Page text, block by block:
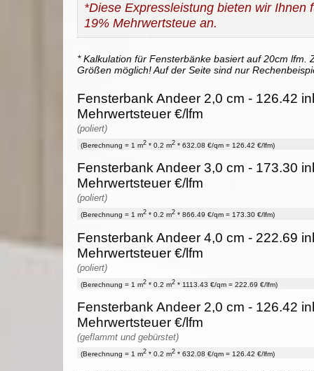
*Diese Expressleistung bieten wir Ihnen
19% Mehrwertsteue an.
* Kalkulation für Fensterbänke basiert auf 20cm lfm.
Größen möglich! Auf der Seite sind nur
Fensterbank Andeer 2,0 cm - 126.42
Mehrwertsteuer €/lfm
(poliert)
(Berechnung = 1 m2 * 0.2 m2 * 632.08 €/qm = 126.42 €/lfm)
Fensterbank Andeer 3,0 cm - 173.30
Mehrwertsteuer €/lfm
(poliert)
(Berechnung = 1 m2 * 0.2 m2 * 866.49 €/qm = 173.30 €/lfm)
Fensterbank Andeer 4,0 cm - 222.69
Mehrwertsteuer €/lfm
(poliert)
(Berechnung = 1 m2 * 0.2 m2 * 1113.43 €/qm = 222.69 €/lfm)
Fensterbank Andeer 2,0 cm - 126.42
Mehrwertsteuer €/lfm
(geflammt und gebürstet)
(Berechnung = 1 m2 * 0.2 m2 * 632.08 €/qm = 126.42 €/lfm)